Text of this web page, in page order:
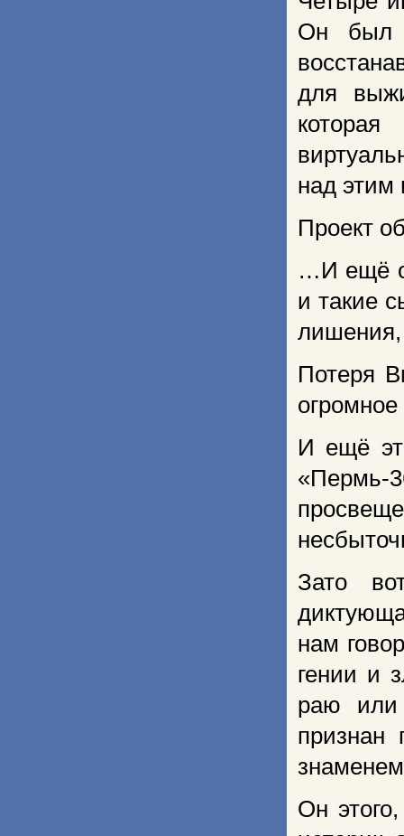
Он был
для
над этим
Проект
…И ещё
и такие
лишения,
Потеря
огромное
И ещё
«Пермь-
Зато
нам
гении и
раю или
признан
знаменем
Он